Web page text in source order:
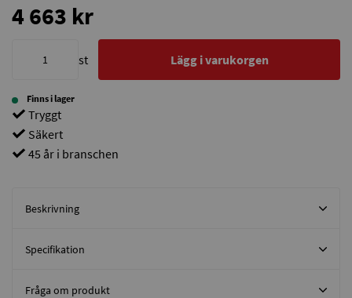
4 663 kr
st Lägg i varukorgen
Finns i lager
Tryggt
Säkert
45 år i branschen
Beskrivning
Specifikation
Fråga om produkt